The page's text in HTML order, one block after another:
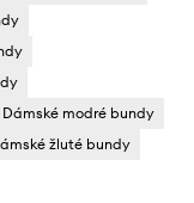
Dámské modré bundy
žluté bundy